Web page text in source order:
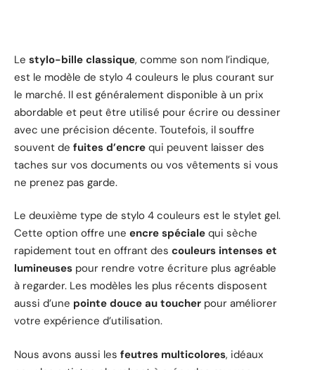
Le stylo-bille classique, comme son nom l’indique,
est le modèle de stylo 4 couleurs le plus courant sur
le marché. Il est généralement disponible à un prix
abordable et peut être utilisé pour écrire ou dessiner
avec une précision décente. Toutefois, il souffre
souvent de fuites d’encre qui peuvent laisser des
taches sur vos documents ou vos vêtements si vous
ne prenez pas garde.
Le deuxième type de stylo 4 couleurs est le stylet gel.
Cette option offre une encre spéciale qui sèche
rapidement tout en offrant des couleurs intenses et
lumineuses pour rendre votre écriture plus agréable
à regarder. Les modèles les plus récents disposent
aussi d’une pointe douce au toucher pour améliorer
votre expérience d’utilisation.
Nous avons aussi les feutres multicolores, idéaux